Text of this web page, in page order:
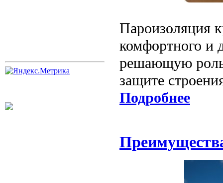
Пароизоляция
комфортного и
решающую роль
защите
Подробнее